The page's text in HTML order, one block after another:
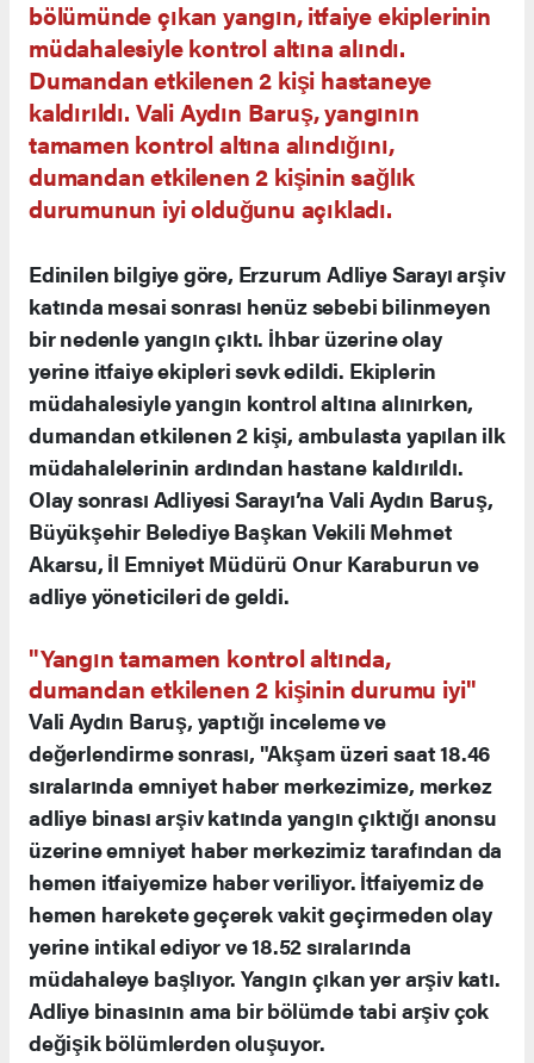
bölümünde çıkan yangın, itfaiye ekiplerinin
müdahalesiyle kontrol altına alındı.
Dumandan etkilenen 2 kişi hastaneye
kaldırıldı. Vali Aydın Baruş, yangının
tamamen kontrol altına alındığını,
dumandan etkilenen 2 kişinin sağlık
durumunun iyi olduğunu açıkladı.
Edinilen bilgiye göre, Erzurum Adliye Sarayı arşiv
katında mesai sonrası henüz sebebi bilinmeyen
bir nedenle yangın çıktı. İhbar üzerine olay
yerine itfaiye ekipleri sevk edildi. Ekiplerin
müdahalesiyle yangın kontrol altına alınırken,
dumandan etkilenen 2 kişi, ambulasta yapılan ilk
müdahalelerinin ardından hastane kaldırıldı.
Olay sonrası Adliyesi Sarayı’na Vali Aydın Baruş,
Büyükşehir Belediye Başkan Vekili Mehmet
Akarsu, İl Emniyet Müdürü Onur Karaburun ve
adliye yöneticileri de geldi.
"Yangın tamamen kontrol altında,
dumandan etkilenen 2 kişinin durumu iyi"
Vali Aydın Baruş, yaptığı inceleme ve
değerlendirme sonrası, "Akşam üzeri saat 18.46
sıralarında emniyet haber merkezimize, merkez
adliye binası arşiv katında yangın çıktığı anonsu
üzerine emniyet haber merkezimiz tarafından da
hemen itfaiyemize haber veriliyor. İtfaiyemiz de
hemen harekete geçerek vakit geçirmeden olay
yerine intikal ediyor ve 18.52 sıralarında
müdahaleye başlıyor. Yangın çıkan yer arşiv katı.
Adliye binasının ama bir bölümde tabi arşiv çok
değişik bölümlerden oluşuyor.